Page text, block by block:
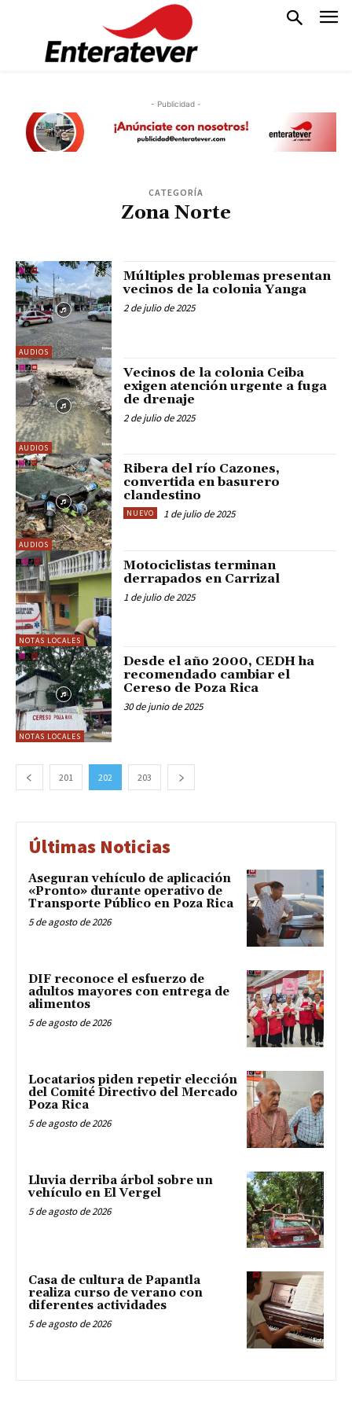
- Publicidad -
CATEGORÍA
Zona Norte
AUDIOS
Múltiples problemas presentan
vecinos de la colonia Yanga
2 de julio de 2025
AUDIOS
Vecinos de la colonia Ceiba
exigen atención urgente a fuga
de drenaje
2 de julio de 2025
AUDIOS
Ribera del río Cazones,
convertida en basurero
clandestino
NUEVO 1 de julio de 2025
NOTAS LOCALES
Motociclistas terminan
derrapados en Carrizal
1 de julio de 2025
NOTAS LOCALES
Desde el año 2000, CEDH ha
recomendado cambiar el
Cereso de Poza Rica
30 de junio de 2025
201 202 203
Últimas Noticias
Aseguran vehículo de aplicación
«Pronto» durante operativo de
Transporte Público en Poza Rica
5 de agosto de 2026
DIF reconoce el esfuerzo de
adultos mayores con entrega de
alimentos
5 de agosto de 2026
Locatarios piden repetir elección
del Comité Directivo del Mercado
Poza Rica
5 de agosto de 2026
Lluvia derriba árbol sobre un
vehículo en El Vergel
5 de agosto de 2026
Casa de cultura de Papantla
realiza curso de verano con
diferentes actividades
5 de agosto de 2026